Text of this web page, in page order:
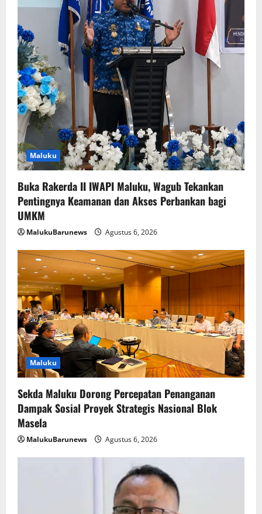
Maluku
Buka Rakerda II IWAPI Maluku, Wagub Tekankan
Pentingnya Keamanan dan Akses Perbankan bagi
UMKM
MalukuBarunews Agustus 6, 2026
Maluku
Sekda Maluku Dorong Percepatan Penanganan
Dampak Sosial Proyek Strategis Nasional Blok
Masela
MalukuBarunews Agustus 6, 2026